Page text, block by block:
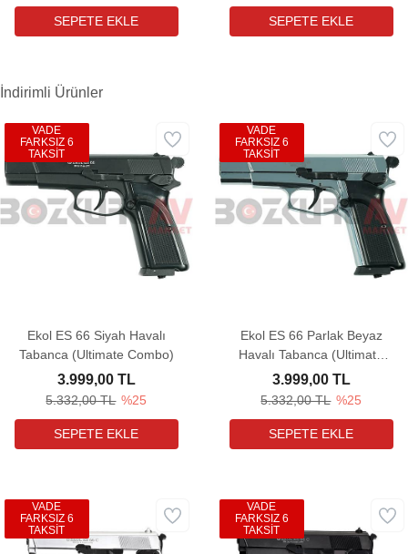
İndirimli Ürünler
Ekol ES 66 Siyah Havalı
Tabanca (Ultimate Combo)
5.332,00 TL %25
3.999,00 TL
VADE
FARKSIZ 6
TAKSİT
Ekol ES 66 Parlak Beyaz
Havalı Tabanca (Ultimate
Combo)
5.332,00 TL %25
3.999,00 TL
VADE
FARKSIZ 6
TAKSİT
VADE
FARKSIZ 6
TAKSİT
VADE
FARKSIZ 6
TAKSİT